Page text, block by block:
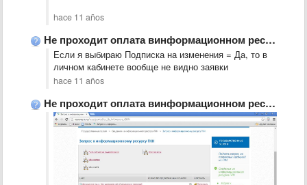
hace 11 años
Не проходит оплата винформационном ресурсе
Если я выбираю Подписка на изменения = Да, то в
личном кабинете вообще не видно заявки
hace 11 años
Не проходит оплата винформационном ресурсе